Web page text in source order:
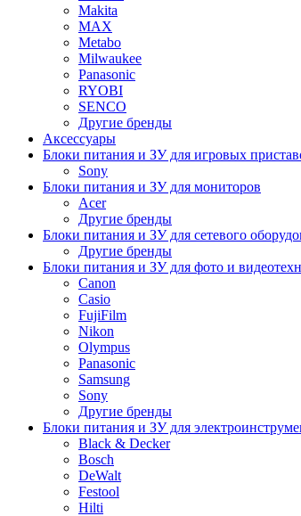
Makita
MAX
Metabo
Milwaukee
Panasonic
RYOBI
SENCO
Другие бренды
Аксессуары
Блоки питания и ЗУ для игровых
Sony
Блоки питания и ЗУ для мониторов
Acer
Другие бренды
Блоки питания и ЗУ для сетевого
Другие бренды
Блоки питания и ЗУ для фото и
Canon
Casio
FujiFilm
Nikon
Olympus
Panasonic
Samsung
Sony
Другие бренды
Блоки питания и ЗУ для
Black & Decker
Bosch
DeWalt
Festool
Hilti